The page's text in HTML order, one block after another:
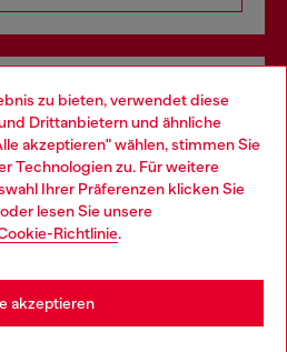
zu bieten, verwendet diese
Drittanbietern und ähnliche
akzeptieren" wählen, stimmen Sie
Technologien zu. Für weitere
Ihrer Präferenzen klicken Sie
oder lesen Sie unsere
Richtlinie.
akzeptieren
Service-Angebot, online und
erfahren
website, but it seems you